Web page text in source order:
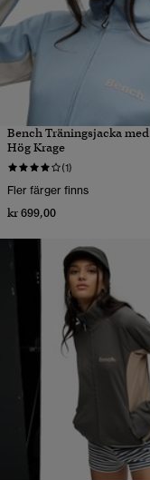
Bench Träningsjacka med
Hög Krage
(1)
Fler färger finns
kr 699,00